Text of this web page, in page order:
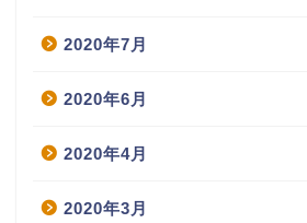
2020年7月
2020年6月
2020年4月
2020年3月